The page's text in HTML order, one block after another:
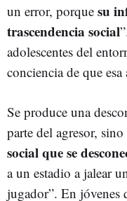
un error, porque su
trascendencia social
adolescentes del
conciencia de que
Se produce una
parte del agresor,
social que se
a un estadio a jalear
jugador”. En jóvenes